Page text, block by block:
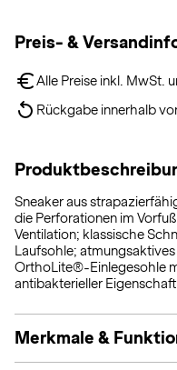
Preis- &
Alle Preise inkl. MwSt.
Rückgabe innerhalb
Sneaker aus
die Perforationen im
Ventilation; klassische
Laufsohle;
OrthoLite®-Einlegesohle
antibakterieller Eigenschaft.
Merkmale &